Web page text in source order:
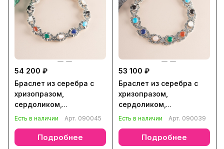
54 200 ₽
Браслет из серебра с
хризопразом,
сердоликом,
марказитом, бирюзой,
перламутром
Есть в наличии Арт. 090045
Подробнее
53 100 ₽
Браслет из серебра с
хризопразом,
сердоликом,
марказитом, бирюзой,
перламутром
Есть в наличии Арт. 090039
Подробнее